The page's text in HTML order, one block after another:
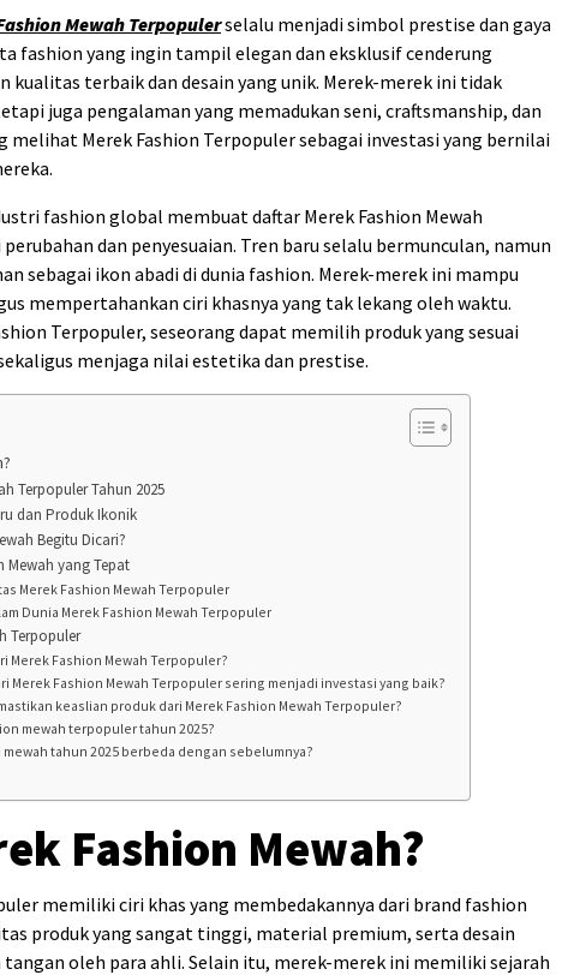
Mewah Terpopulerselalu menjadi simbol prestise dan gaya
fashion yang ingin tampil elegan dan eksklusif cenderung
kualitas terbaik dan desain yang unik. Merek-merek ini tidak
juga pengalaman yang memadukan seni, craftsmanship, dan
melihat Merek Fashion Terpopuler sebagai investasi yang bernilai
fashion global membuat daftar Merek Fashion Mewah
dan penyesuaian. Tren baru selalu bermunculan, namun
sebagai ikon abadi di dunia fashion. Merek-merek ini mampu
mempertahankan ciri khasnya yang tak lekang oleh waktu.
Terpopuler, seseorang dapat memilih produk yang sesuai
menjaga nilai estetika dan prestise.
Terpopuler Tahun 2025
dan Produk Ikonik
Begitu Dicari?
Mewah yang Tepat
Merek Fashion Mewah Terpopuler
Dunia Merek Fashion Mewah Terpopuler
Terpopuler
Merek Fashion Mewah Terpopuler?
Merek Fashion Mewah Terpopuler sering menjadi investasi yang baik?
keaslian produk dari Merek Fashion Mewah Terpopuler?
mewah terpopuler tahun 2025?
mewah tahun 2025 berbeda dengan sebelumnya?
Fashion Mewah?
memiliki ciri khas yang membedakannya dari brand fashion
produk yang sangat tinggi, material premium, serta desain
oleh para ahli. Selain itu, merek-merek ini memiliki sejarah